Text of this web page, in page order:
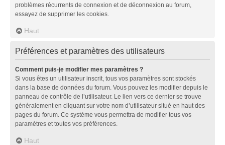
problèmes récurrents de connexion et de déconnexion au forum,
essayez de supprimer les cookies.
Haut
Préférences et paramètres des utilisateurs
Comment puis-je modifier mes paramètres ?
Si vous êtes un utilisateur inscrit, tous vos paramètres sont stockés
dans la base de données du forum. Vous pouvez les modifier depuis le
panneau de contrôle de l’utilisateur. Le lien vers ce dernier se trouve
généralement en cliquant sur votre nom d’utilisateur situé en haut des
pages du forum. Ce système vous permettra de modifier tous vos
paramètres et toutes vos préférences.
Haut